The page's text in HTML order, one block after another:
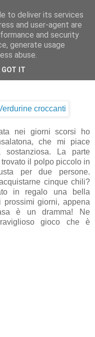
Verdurine
nei giorni scorsi ho
che mi piace
La parte
il polpo piccolo in
per due persone.
cinque chili?
in regalo una bella
giorni, appena
è un dramma! Ne
gioco che è
to deliver its services
and user-agent are
and security
generate usage
abuse.
GOT IT